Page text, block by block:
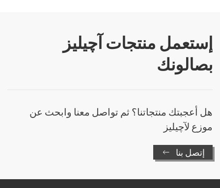
إستعمل منتجات آچيليز
بصالونك
هل أعجبتك منتجاتنا؟ ثم تواصل معنا وابحث عن
موزع لآچيليز
إتصل بنا